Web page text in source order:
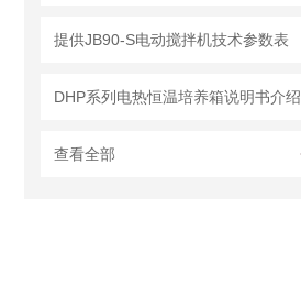
提供JB90-S电动搅拌机技术参数表
DHP系列电热恒温培养箱说明书介绍
查看全部